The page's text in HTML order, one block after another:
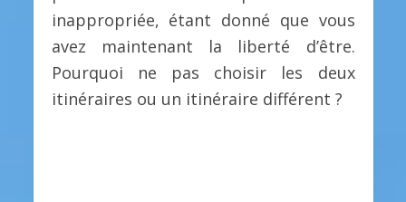
inappropriée, étant donné que vous
avez maintenant la liberté d’être.
Pourquoi ne pas choisir les deux
itinéraires ou un itinéraire différent ?